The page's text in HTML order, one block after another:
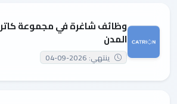
وظائف شاغرة في مجموعة
المدن
ينتهي: 2026-09-04